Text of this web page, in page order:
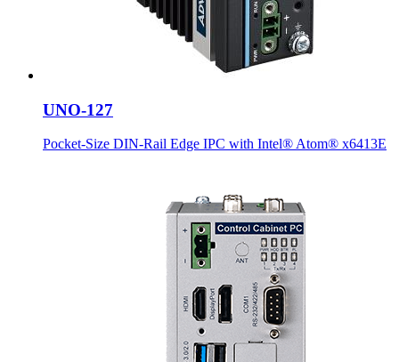
UNO-127
Pocket-Size DIN-Rail Edge IPC with Intel® Atom® x6413E